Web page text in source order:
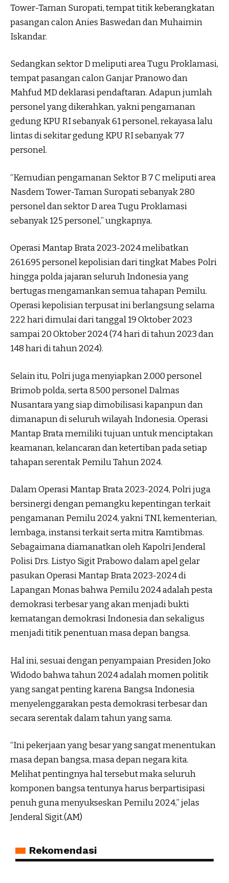
Tower-Taman Suropati, tempat titik keberangkatan
pasangan calon Anies Baswedan dan Muhaimin
Iskandar.
Sedangkan sektor D meliputi area Tugu Proklamasi,
tempat pasangan calon Ganjar Pranowo dan
Mahfud MD deklarasi pendaftaran. Adapun jumlah
personel yang dikerahkan, yakni pengamanan
gedung KPU RI sebanyak 61 personel, rekayasa lalu
lintas di sekitar gedung KPU RI sebanyak 77
personel.
“Kemudian pengamanan Sektor B 7 C meliputi area
Nasdem Tower-Taman Suropati sebanyak 280
personel dan sektor D area Tugu Proklamasi
sebanyak 125 personel,” ungkapnya.
Operasi Mantap Brata 2023-2024 melibatkan
261.695 personel kepolisian dari tingkat Mabes Polri
hingga polda jajaran seluruh Indonesia yang
bertugas mengamankan semua tahapan Pemilu.
Operasi kepolisian terpusat ini berlangsung selama
222 hari dimulai dari tanggal 19 Oktober 2023
sampai 20 Oktober 2024 (74 hari di tahun 2023 dan
148 hari di tahun 2024).
Selain itu, Polri juga menyiapkan 2.000 personel
Brimob polda, serta 8.500 personel Dalmas
Nusantara yang siap dimobilisasi kapanpun dan
dimanapun di seluruh wilayah Indonesia. Operasi
Mantap Brata memiliki tujuan untuk menciptakan
keamanan, kelancaran dan ketertiban pada setiap
tahapan serentak Pemilu Tahun 2024.
Dalam Operasi Mantap Brata 2023-2024, Polri juga
bersinergi dengan pemangku kepentingan terkait
pengamanan Pemilu 2024, yakni TNI, kementerian,
lembaga, instansi terkait serta mitra Kamtibmas.
Sebagaimana diamanatkan oleh Kapolri Jenderal
Polisi Drs. Listyo Sigit Prabowo dalam apel gelar
pasukan Operasi Mantap Brata 2023-2024 di
Lapangan Monas bahwa Pemilu 2024 adalah pesta
demokrasi terbesar yang akan menjadi bukti
kematangan demokrasi Indonesia dan sekaligus
menjadi titik penentuan masa depan bangsa.
Hal ini, sesuai dengan penyampaian Presiden Joko
Widodo bahwa tahun 2024 adalah momen politik
yang sangat penting karena Bangsa Indonesia
menyelenggarakan pesta demokrasi terbesar dan
secara serentak dalam tahun yang sama.
“Ini pekerjaan yang besar yang sangat menentukan
masa depan bangsa, masa depan negara kita.
Melihat pentingnya hal tersebut maka seluruh
komponen bangsa tentunya harus berpartisipasi
penuh guna menyukseskan Pemilu 2024,” jelas
Jenderal Sigit.(AM)
Rekomendasi